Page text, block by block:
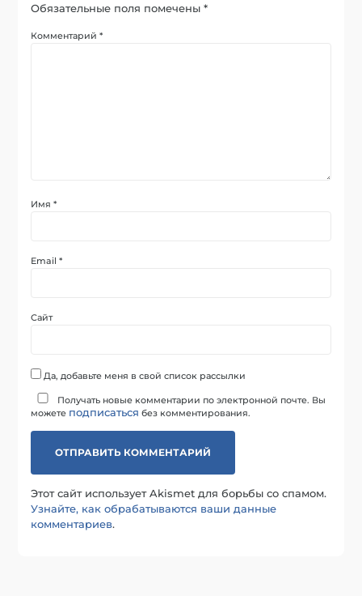
Обязательные поля помечены*
Комментарий*
Имя*
Email*
Сайт
Да, добавьте меня в свой список рассылки
Получать новые комментарии по электронной почте. Вы
можете подписаться без комментирования.
Этот сайт использует Akismet для борьбы со спамом.
Узнайте, как обрабатываются ваши данные
комментариев.